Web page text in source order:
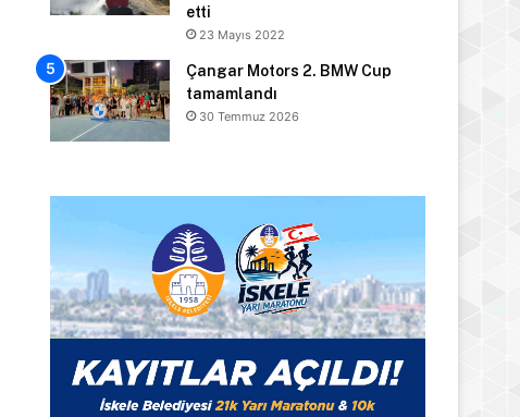
etti
23 Mayıs 2022
Çangar Motors 2. BMW Cup
tamamlandı
30 Temmuz 2026